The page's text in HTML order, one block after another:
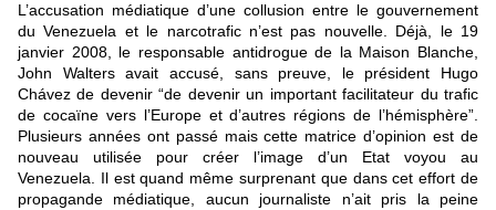
L’accusation médiatique d’une collusion entre le gouvernement
du Venezuela et le narcotrafic n’est pas nouvelle. Déjà, le 19
janvier 2008, le responsable antidrogue de la Maison Blanche,
John Walters avait accusé, sans preuve, le président Hugo
Chávez de devenir “de devenir un important facilitateur du trafic
de cocaïne vers l’Europe et d’autres régions de l’hémisphère”.
Plusieurs années ont passé mais cette matrice d’opinion est de
nouveau utilisée pour créer l’image d’un Etat voyou au
Venezuela. Il est quand même surprenant que dans cet effort de
propagande médiatique, aucun journaliste n’ait pris la peine